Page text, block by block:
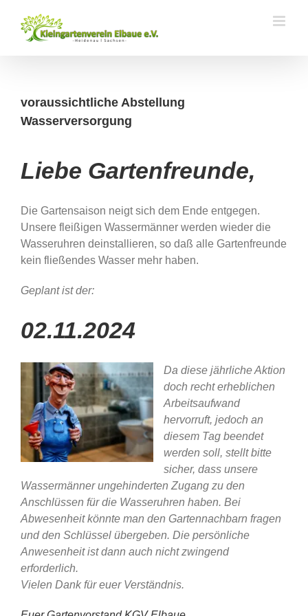
Inhalt
springen
voraussichtliche Abstellung
Wasserversorgung
Liebe Gartenfreunde,
Die Gartensaison neigt sich dem Ende entgegen.
Unsere fleißigen Wassermänner werden wieder die
Wasseruhren deinstallieren, so daß alle Gartenfreunde
kein fließendes Wasser mehr haben.
Geplant ist der:
02.11.2024
Da diese jährliche Aktion
doch recht erheblichen
Arbeitsaufwand
hervorruft, jedoch an
diesem Tag beendet
werden soll, stellt bitte
sicher, dass unsere
Wassermänner ungehinderten Zugang zu den
Anschlüssen für die Wasseruhren haben. Bei
Abwesenheit könnte man den Gartennachbarn fragen
und den Schlüssel übergeben. Die persönliche
Anwesenheit ist dann auch nicht zwingend
erforderlich.
Vielen Dank für euer Verständnis.